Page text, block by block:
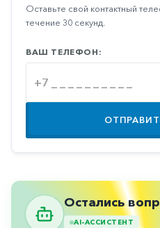
Противовирусные
Противогрибковые
Противоопухолевые
Противоподагрические
Противорвотные
Прочее
Пульмонология
Оставьте свой контактный
течение 30 секунд.
ВАШ ТЕЛЕФОН:
Остались
AI-АССИСТЕНТ